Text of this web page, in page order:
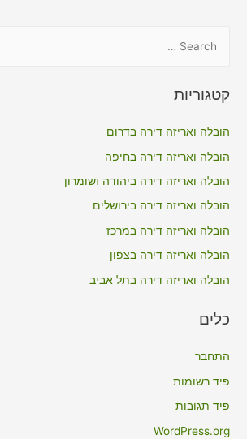
r
o
r
:
קטגוריות
הובלה ואריזה דירה בדרום
הובלה ואריזה דירה בחיפה
הובלה ואריזה דירה ביהודה ושומרון
הובלה ואריזה דירה בירושלים
הובלה ואריזה דירה במרכז
הובלה ואריזה דירה בצפון
הובלה ואריזה דירה בתל אביב
כלים
התחבר
פיד רשומות
פיד תגובות
WordPress.org